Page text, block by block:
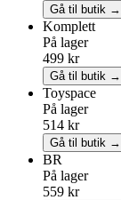
Gå til butik →
Komplett
På lager
499 kr
Gå til butik →
Toyspace
På lager
514 kr
Gå til butik →
BR
På lager
559 kr